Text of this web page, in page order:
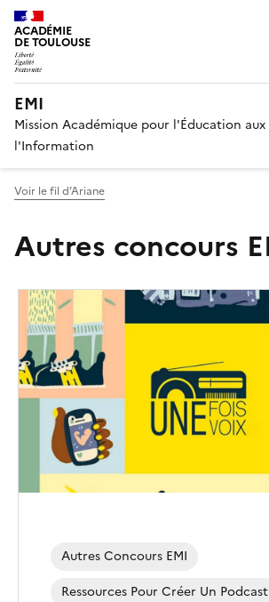
ACADÉMIE
DE TOULOUSE
EMI
Mission Académique pour l'Éducation aux
l'Information
Voir le fil d’Ariane
Autres concours
Autres Concours EMI
Ressources Pour Créer Un Podcast
Image
de
couverture
(conseillée)